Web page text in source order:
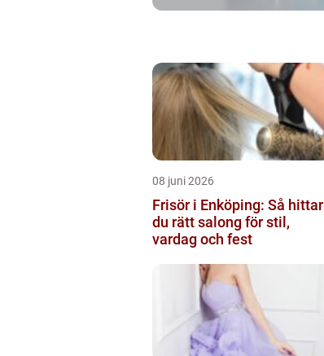
08 juni 2026
Frisör i Enköping: Så hittar
du rätt salong för stil,
vardag och fest